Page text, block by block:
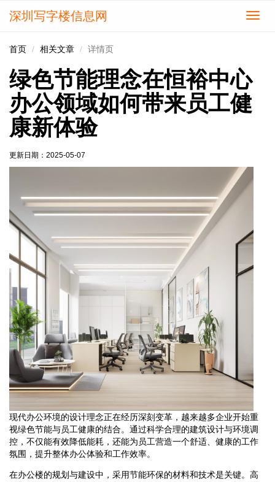
切
深圳写字楼信息网
首页 相关文章 详情页
绿色节能理念在恒裕中心
办公领域如何带来员工健
康新体验
更新日期： 2025-05-07
现代办公环境的设计理念正在经历深刻变革，越来越多企业开始重
视绿色节能与员工健康的结合。通过科学合理的建筑设计与环境调
控，不仅能有效降低能耗，还能为员工营造一个舒适、健康的工作
氛围，提升整体办公体验和工作效率。
在办公楼的规划与建设中，采用节能环保的材料和技术是关键。高